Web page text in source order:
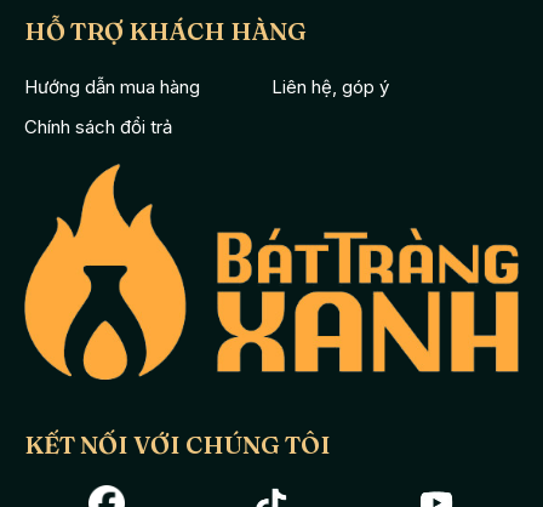
công dụng tuyệt vời của ấm Tử Sa truyền thống. Đó là khả năng
lưu giữ hương thơm, vị ngon tròn vị nhất của trà. Bởi những vi
khoáng có trong chất đất Tử sa trong quá trình pha trà đã tạo
Với màu sắc rêu trầm và thiết kế đơn giản sản phẩm phù hợp
trưng bày trong phòng khách (trên bàn kính, bàn gỗ), phòng
làm việc, không gian sân vườn.. phù hợp ở mọi không gian từ
cổ điển đến hiện đại.
Bộ ấm chén tử sa Bát Tràng
tích đen đầy đủ phụ kiện đảm bảo
an toàn đếnsức khỏe người dùng bởi đã được xử lí nung ở
nhiệt độ lên đến 1300 độ C, mọi tạp chất hay kim loại nặng đều
Sản phẩm phù hợp với mọi phong cách nội thất từ hiện đại,
sang trọng đến truyền thống, trang nhã, đồng thời cũng sẽ một
HỖ TRỢ KHÁCH HÀNG
Hướng dẫn mua hàng
Liên hệ, góp ý
Chính sách đổi trả
KẾT NỐI VỚI CHÚNG TÔI